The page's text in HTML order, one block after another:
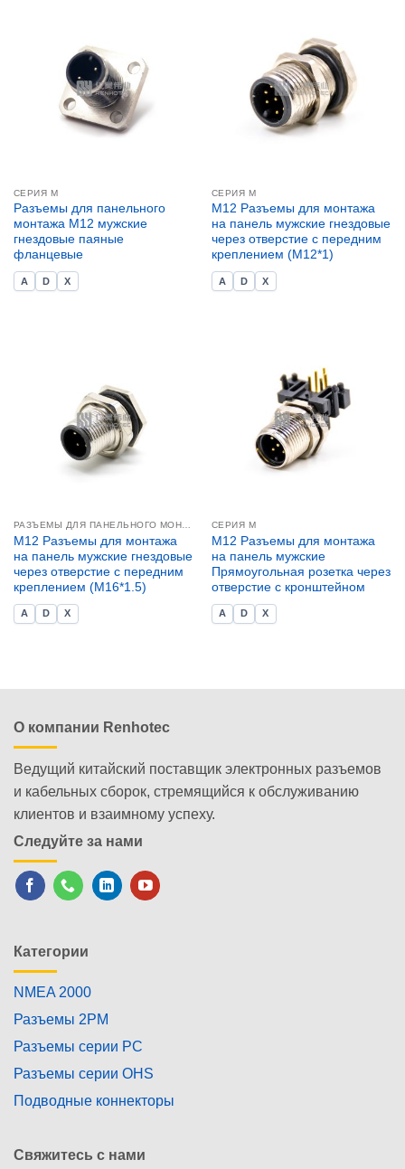
СЕРИЯ М
Разъемы для панельного
монтажа M12 мужские
гнездовые паяные
фланцевые
A D X
СЕРИЯ М
M12 Разъемы для монтажа
на панель мужские гнездовые
через отверстие с передним
креплением (M12*1)
A D X
M12 Разъемы для монтажа
на панель мужские гнездовые
через отверстие с передним
креплением (M16*1.5)
A D X
СЕРИЯ М
M12 Разъемы для монтажа
на панель мужские
Прямоугольная розетка через
отверстие с кронштейном
A D X
О компании Renhotec
Ведущий китайский поставщик электронных разъемов
и кабельных сборок, стремящийся к обслуживанию
клиентов и взаимному успеху.
Следуйте за нами
Категории
NMEA 2000
Разъемы 2PM
Разъемы серии PC
Разъемы серии OHS
Подводные коннекторы
Свяжитесь с нами